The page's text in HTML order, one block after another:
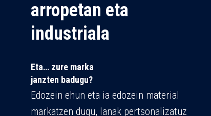
arropetan eta
industriala
Eta… zure marka
janzten badugu?
Edozein ehun eta ia edozein material
markatzen dugu, lanak pertsonalizatuz